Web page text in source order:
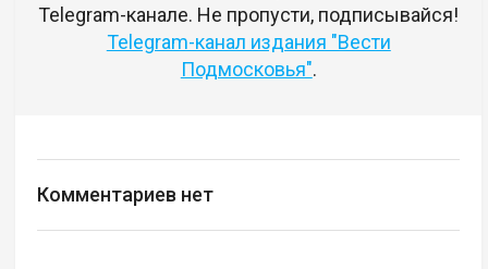
Telegram-канале. Не пропусти, подписывайся!
Telegram-канал издания "Вести
Подмосковья".
Комментариев нет